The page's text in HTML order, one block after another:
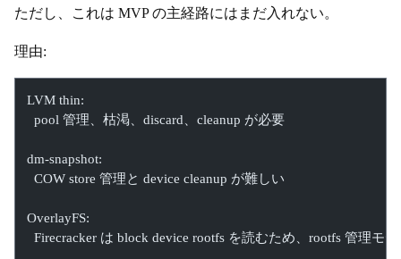
ただし、これは MVP の主経路にはまだ入れない。
理由:
LVM thin:
  pool 管理、枯渇、discard、cleanup が必要
dm-snapshot:
  COW store 管理と device cleanup が難しい
OverlayFS:
Firecracker は block device rootfs を読むため、rootfs 管理モ